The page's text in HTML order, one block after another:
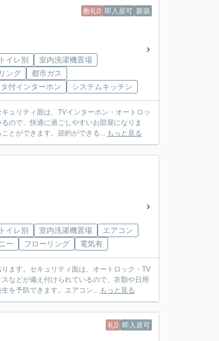
敷礼0 即入居可 新築
イレ別
室内洗濯機置場
ング
都市ガス
付インターホン
システムキッチン
ュリティ面は、TVインターホン・オートロッ
ので、快適に過ごしやすいお部屋になりま
とができます。節約ができる... もっと見る
イレ別 室内洗濯機置場
エアコン
ー
フローリング 電気有
ます。セキュリティ面は、オートロック・TV
などが備え付けられているので、衣類や日用
を予防できます。エアコン... もっと見る
礼0 即入居可